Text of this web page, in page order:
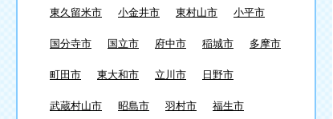
東久留米市 小金井市 東村山市 小平市
国分寺市 国立市 府中市 稲城市 多摩市
町田市 東大和市 立川市 日野市
武蔵村山市 昭島市 羽村市 福生市